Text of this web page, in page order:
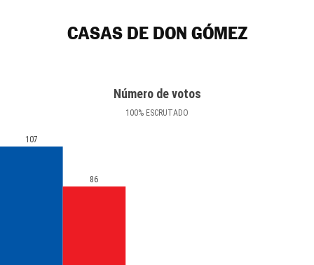
CASAS DE DON GÓMEZ
Número de votos
100% ESCRUTADO
107
86